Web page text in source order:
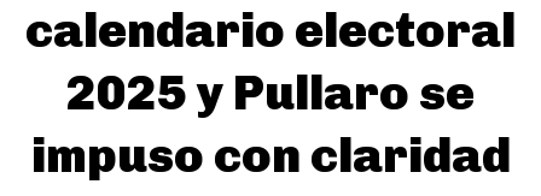
calendario electoral
2025 y Pullaro se
impuso con claridad